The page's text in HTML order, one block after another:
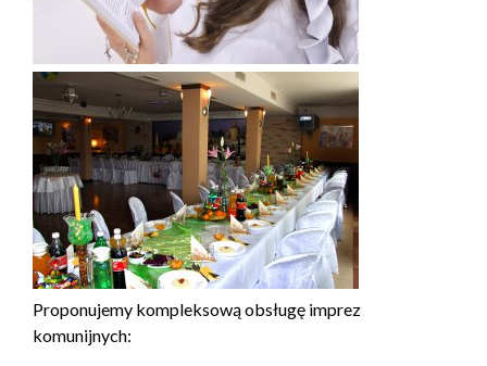
Pro­ponu­jemy kom­plek­sową obsługę imprez
komunijnych: